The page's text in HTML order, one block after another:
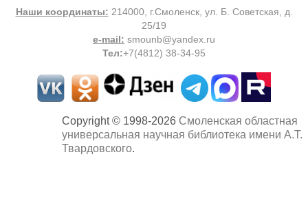
Наши координаты: 214000, г.Смоленск, ул. Б. Советская, д.
25/19
e-mail: smounb@yandex.ru
Тел:+7(4812) 38-34-95
Copyright © 1998-2026 Смоленская областная
универсальная научная библиотека имени А.Т.
Твардовского.